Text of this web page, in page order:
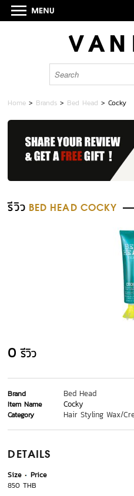
Home > Brands > Bed Head >Cocky
รีวิว BED HEAD COCKY
0 รีวิว
Brand Bed Head
Item Name Cocky
Category Hair Styling Wax/
DETAILS
Size
Price
850 THB